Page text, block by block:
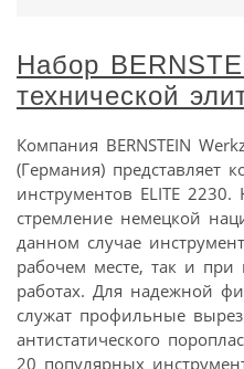
Набор
технической
Компания BERNSTEIN
(Германия) представляет
инструментов ELITE
стремление немецкой
данном случае
рабочем месте, так и
работах. Для надежной
служат профильные
антистатического
20 популярных